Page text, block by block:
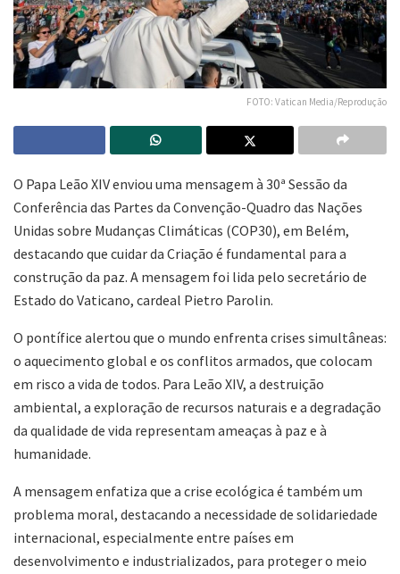
FOTO: Vatican Media/Reprodução
O Papa Leão XIV enviou uma mensagem à 30ª Sessão da
Conferência das Partes da Convenção-Quadro das Nações
Unidas sobre Mudanças Climáticas (COP30), em Belém,
destacando que cuidar da Criação é fundamental para a
construção da paz. A mensagem foi lida pelo secretário de
Estado do Vaticano, cardeal Pietro Parolin.
O pontífice alertou que o mundo enfrenta crises simultâneas:
o aquecimento global e os conflitos armados, que colocam
em risco a vida de todos. Para Leão XIV, a destruição
ambiental, a exploração de recursos naturais e a degradação
da qualidade de vida representam ameaças à paz e à
humanidade.
A mensagem enfatiza que a crise ecológica é também um
problema moral, destacando a necessidade de solidariedade
internacional, especialmente entre países em
desenvolvimento e industrializados, para proteger o meio